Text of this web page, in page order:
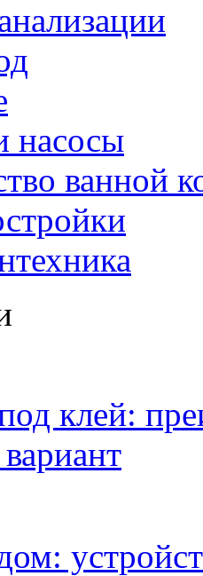
насосы
ванной
клей: